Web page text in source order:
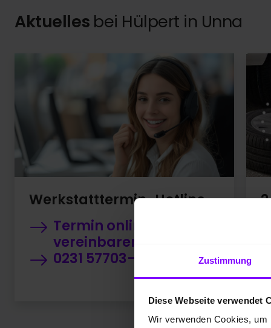
Zustimmung
Diese Webseite verwendet
Wir verwenden Cookies,
Aktuelles bei Hülpert in Unna
Werkstatttermin-Hotline
Termin online
vereinbaren
0231 57703-777